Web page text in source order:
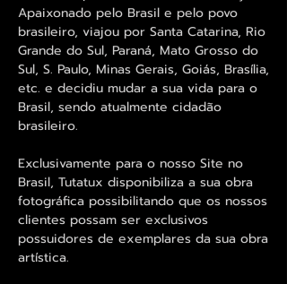
Apaixonado pelo Brasil e pelo povo
brasileiro, viajou por Santa Catarina, Rio
Grande do Sul, Paraná, Mato Grosso do
Sul, S. Paulo, Minas Gerais, Goiás, Brasília,
etc. e decidiu mudar a sua vida para o
Brasil, sendo atualmente cidadão
brasileiro.
Exclusivamente para o nosso Site no
Brasil, Tutatux disponibiliza a sua obra
fotográfica possibilitando que os nossos
clientes possam ser exclusivos
possuidores de exemplares da sua obra
artística.